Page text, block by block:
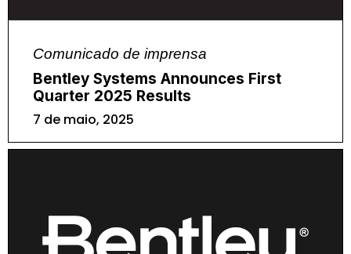
Comunicado de imprensa
Bentley Systems Announces First
Quarter 2025 Results
7 de maio, 2025